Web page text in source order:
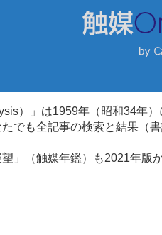
）」は1959年（昭和34年
でも全記事の検索と結果（
」（触媒年鑑）も2021年